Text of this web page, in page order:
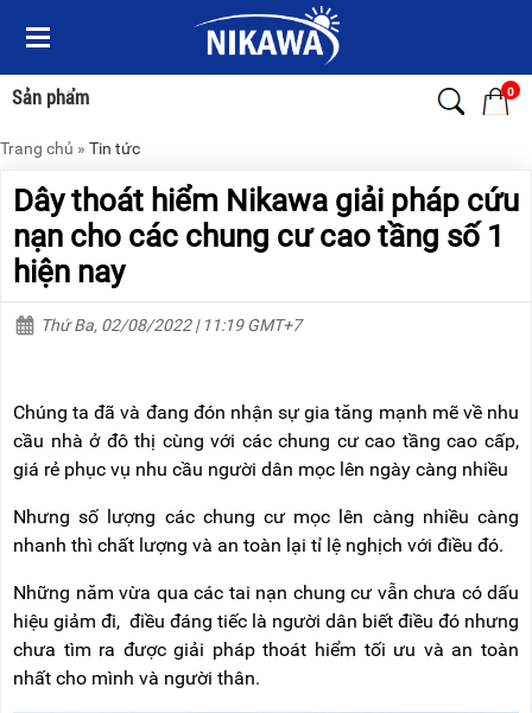
Sản phẩm 0
Menu
Sản
phẩm
TRANG
THANG
NHÔM
ĐẨY
HÀNG
DÂY
THOÁT
HIỂM
ĐỘNG
XE
NÂNG
VIDEO
TIN
TỨC
Menu
Sản
phẩm
TRANG
THANG
NHÔM
NHÔM
RÚT
NHÔM
GIA
ĐÌNH
NHÔM
GẤP
(THANG
LỒNG)
THANG
CÁCH
ĐIỆN
Trang chủ » Tin tức
Dây thoát hiểm Nikawa giải pháp cứu
nạn cho các chung cư cao tầng số 1
hiện nay
Thứ Ba, 02/08/2022 | 11:19 GMT+7
Chúng ta đã và đang đón nhận sự gia tăng mạnh mẽ về nhu
cầu nhà ở đô thị cùng với các chung cư cao tầng cao cấp,
giá rẻ phục vụ nhu cầu người dân mọc lên ngày càng nhiều
Nhưng số lượng các chung cư mọc lên càng nhiều càng
nhanh thì chất lượng và an toàn lại tỉ lệ nghịch với điều đó.
Những năm vừa qua các tai nạn chung cư vẫn chưa có dấu
hiệu giảm đi, điều đáng tiếc là người dân biết điều đó nhưng
chưa tìm ra được giải pháp thoát hiểm tối ưu và an toàn
nhất cho mình và người thân.